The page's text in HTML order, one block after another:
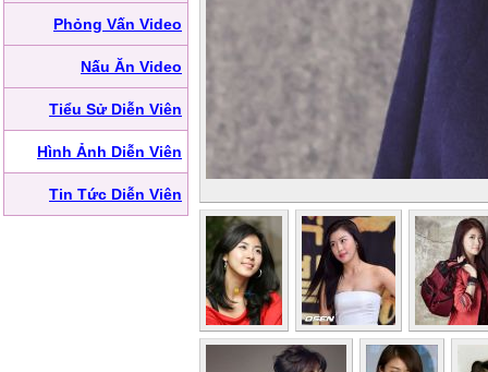
Phỏng Vấn Video
Nấu Ăn Video
Tiểu Sử Diễn Viên
Hình Ảnh Diễn Viên
Tin Tức Diễn Viên